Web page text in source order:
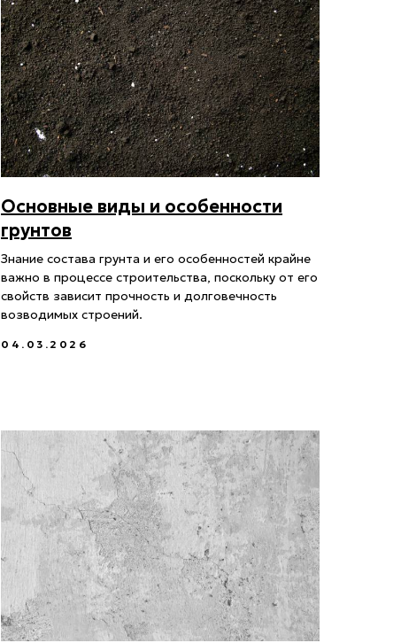
Основные виды и особенности
грунтов
Знание состава грунта и его особенностей крайне
важно в процессе строительства, поскольку от его
свойств зависит прочность и долговечность
возводимых строений.
04.03.2026